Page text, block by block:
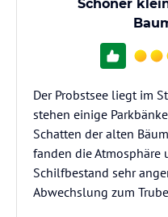
Schöner
Der Probstsee liegt im
stehen einige
Schatten der alten
fanden die Atmosphäre
Schilfbestand sehr
Abwechslung zum